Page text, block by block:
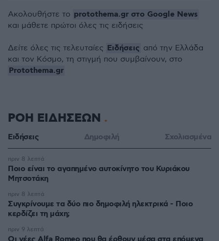
Ακολουθήστε το protothema.gr στο Google News
και μάθετε πρώτοι όλες τις ειδήσεις
Δείτε όλες τις τελευταίες Ειδήσεις από την Ελλάδα
και τον Κόσμο, τη στιγμή που συμβαίνουν, στο
Protothema.gr
ΡΟΗ ΕΙΔΗΣΕΩΝ
Ειδήσεις Δημοφιλή Σχολιασμένα
Ποιο είναι το αγαπημένο αυτοκίνητο του Κυριάκου
Μητσοτάκη
πριν 8 λεπτά
Συγκρίνουμε τα δύο πιο δημοφιλή ηλεκτρικά - Ποιο
κερδίζει τη μάχη;
πριν 8 λεπτά
πριν 9 λεπτά